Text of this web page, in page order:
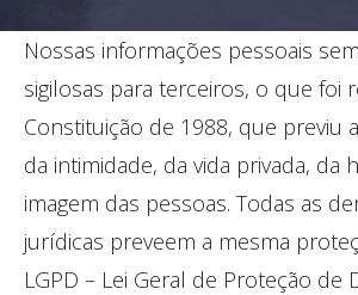
Nossas informações pessoais
sigilosas para terceiros, o que foi
Constituição de 1988, que previu
da intimidade, da vida privada, da
imagem das pessoas. Todas as
jurídicas preveem a mesma
LGPD – Lei Geral de Proteção de